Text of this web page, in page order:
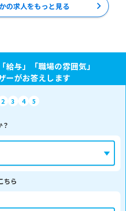
の求人をもっと見る
給与」「職場の雰囲気」
ーがお答えします
2 3 4 5
ちら